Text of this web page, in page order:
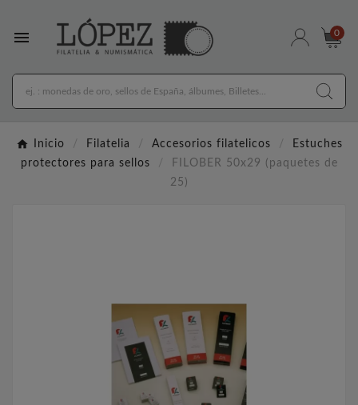
 0
Inicio Filatelia Accesorios filatelicos
Estuches
protectores para sellos
FILOBER 50x29 (paquetes de
25)